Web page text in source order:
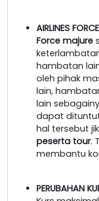
AIRLINES
Force majure
hambatan
oleh pihak
lain,
lain
dapat
hal tersebut
peserta tour.
membantu
PERUBAHAN